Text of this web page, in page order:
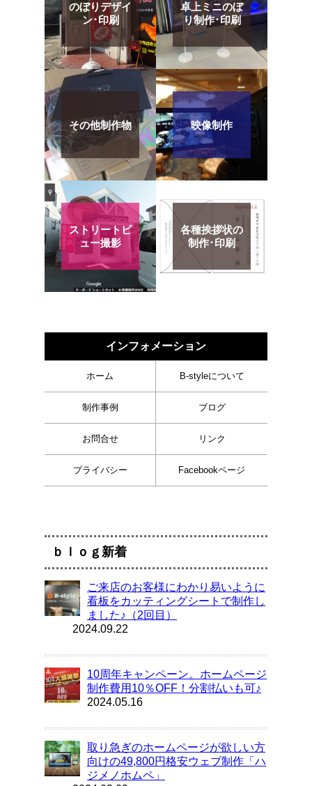
のぼりデザイ
ン･印刷
卓上ミニのぼ
り制作･印刷
その他制作物 映像制作
ストリートビ
ュー撮影
各種挨拶状の
制作･印刷
インフォメーション
ホーム B-styleについて
制作事例 ブログ
お問合せ リンク
プライバシー Facebookページ
ｂｌｏｇ新着
ご来店のお客様にわかり易いように
看板をカッティングシートで制作し
ました♪（2回目）
2024.09.22
10周年キャンペーン。ホームページ
制作費用10％OFF！分割払いも可♪
2024.05.16
取り急ぎのホームページが欲しい方
向けの49,800円格安ウェブ制作「ハ
ジメノホムペ」